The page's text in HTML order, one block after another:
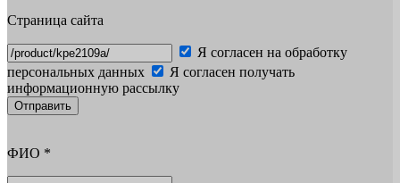
Страница сайта
Я согласен на обработку
персональных данных
Я согласен получать
информационную рассылку
Отправить
ФИО *